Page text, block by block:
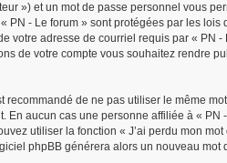
») et un mot de passe personnel vous
- Le forum » sont protégées par les
votre adresse de courriel requis par «
de votre compte vous souhaitez rendre
de ne pas utiliser le même
aucun cas une personne affiliée à «
utiliser la fonction « J’ai perdu mon
phpBB générera alors un nouveau